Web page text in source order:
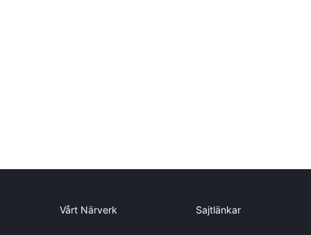
Vårt Närverk Sajtlänkar